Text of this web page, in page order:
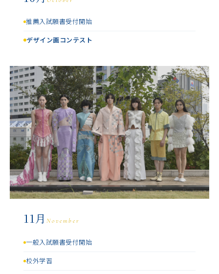
推薦入試願書受付開始
デザイン画コンテスト
11月 November
一般入試願書受付開始
校外学習